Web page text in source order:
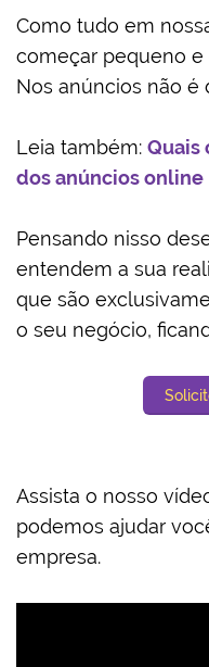
Como tudo em
começar pequeno
Nos anúncios não é
Leia também: Quais
dos anúncios online
Pensando nisso
entendem a sua
que são
o seu negócio,
Assista o nosso
podemos ajudar
empresa.